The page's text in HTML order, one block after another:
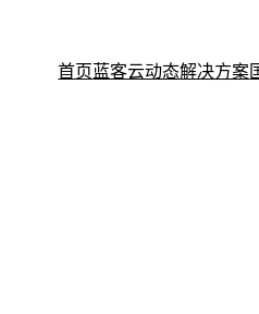
首页蓝客云动态解决方案